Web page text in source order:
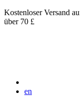
Kostenloser Versand
über 70 £
en